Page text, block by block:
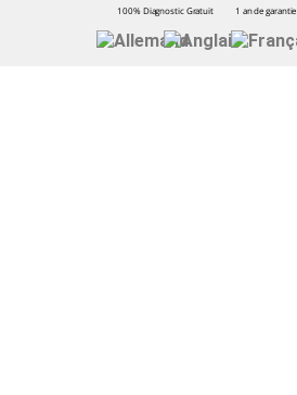
100% Diagnostic Gratuit 1 an de garantie